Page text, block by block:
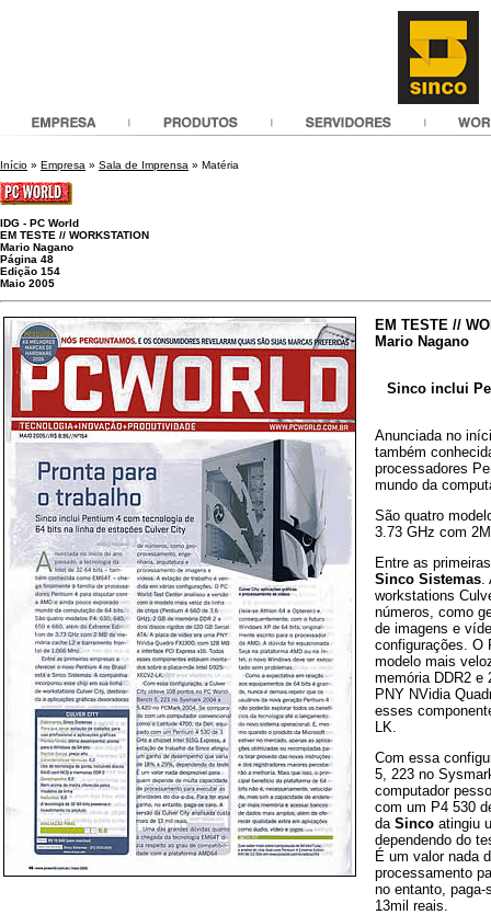
Início » Empresa » Sala de Imprensa » Matéria
IDG - PC World
EM TESTE // WORKSTATION
Mario Nagano
Página 48
Edição 154
Maio 2005
EM TESTE //
Mario Nagano
Sinco inclui
Anunciada no
também
processadores
mundo da
São quatro
3.73 GHz com
Entre as
Sinco Sistemas.
workstations
números, como
de imagens e
configurações. O
modelo mais
memória DDR2 e
PNY NVidia
esses
LK.
Com essa
5, 223 no
computador
com um P4 530
da Sinco atingiu
dependendo do
É um valor nada
processamento
no entanto,
13mil reais.